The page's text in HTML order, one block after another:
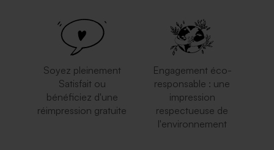
Soyez pleinement
Satisfait ou
bénéficiez d'une
réimpression gratuite
Engagement éco-
responsable : une
impression
respectueuse de
l'environnement